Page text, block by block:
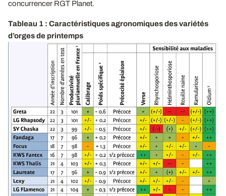
concurrencer RGT Planet.
Tableau 1 : Caractéristiques agronomiques des variétés
d’orges de printemps